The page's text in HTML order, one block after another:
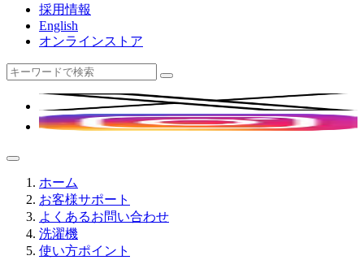
採用情報
English
オンラインストア
ホーム
お客様サポート
よくあるお問い合わせ
洗濯機
使い方ポイント